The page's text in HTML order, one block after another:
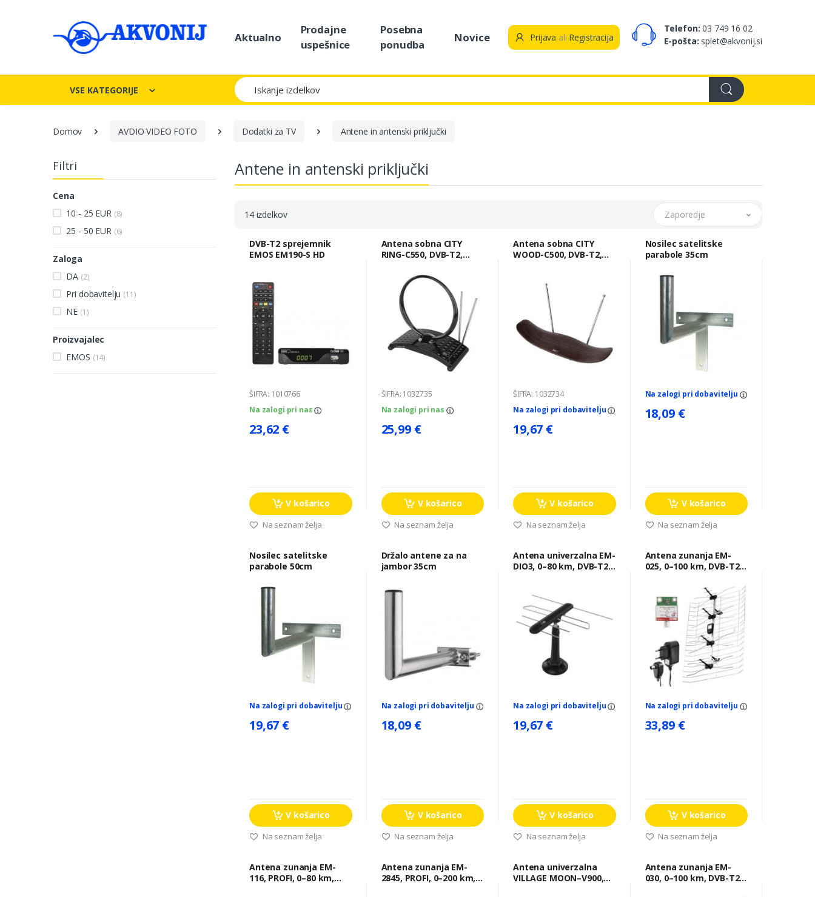
Aktualno
Prodajne
uspešnice
Posebna
ponudba
Novice Prijava ali Registracija
Telefon: 03 749 16 02
E-pošta: splet@akvonij.si
VSE KATEGORIJE
Iskanje
Domov AVDIO VIDEO FOTO Dodatki za TV Antene in antenski priključki
Filtri
Cena
10 - 25 EUR (8)
25 - 50 EUR (6)
Zaloga
DA (2)
Pri dobavitelju (11)
NE (1)
Proizvajalec
EMOS (14)
Antene in antenski priključki
14 izdelkov Zaporedje
DVB-T2 sprejemnik
EMOS EM190-S HD
ŠIFRA: 1010766
Na zalogi pri nas
23,62 €
V košarico
Na seznam želja
Antena sobna CITY
RING-C550, DVB-T2,
ŠIFRA: 1032735
Na zalogi pri nas
25,99 €
V košarico
Na seznam želja
Antena sobna CITY
WOOD-C500, DVB-T2,
ŠIFRA: 1032734
Na zalogi pri dobavitelju
19,67 €
V košarico
Na seznam želja
Nosilec satelitske
parabole 35cm
Na zalogi pri dobavitelju
18,09 €
V košarico
Na seznam želja
Nosilec satelitske
parabole 50cm
Na zalogi pri dobavitelju
19,67 €
V košarico
Na seznam želja
Držalo antene za na
jambor 35cm
Na zalogi pri dobavitelju
18,09 €
V košarico
Na seznam želja
Antena univerzalna EM-
DIO3, 0–80 km, DVB-T2,
Na zalogi pri dobavitelju
19,67 €
V košarico
Na seznam želja
Antena zunanja EM-
025, 0–100 km, DVB-T2,
Na zalogi pri dobavitelju
33,89 €
V košarico
Na seznam želja
Antena zunanja EM-
116, PROFI, 0–80 km,
Antena zunanja EM-
2845, PROFI, 0–200 km,
Antena univerzalna
VILLAGE MOON–V900,
Antena zunanja EM-
030, 0–100 km, DVB-T2,